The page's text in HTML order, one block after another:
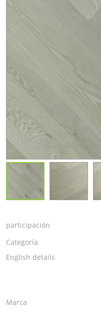
participación
Categoría
English details
Marca